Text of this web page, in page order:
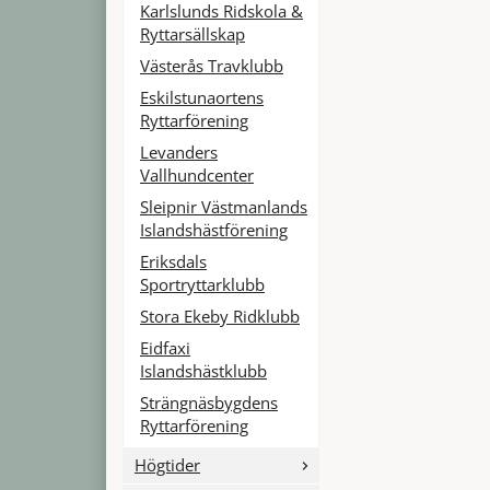
Karlslunds Ridskola &
Ryttarsällskap
Västerås Travklubb
Eskilstunaortens
Ryttarförening
Levanders
Vallhundcenter
Sleipnir Västmanlands
Islandshästförening
Eriksdals
Sportryttarklubb
Stora Ekeby Ridklubb
Eidfaxi
Islandshästklubb
Strängnäsbygdens
Ryttarförening
Högtider